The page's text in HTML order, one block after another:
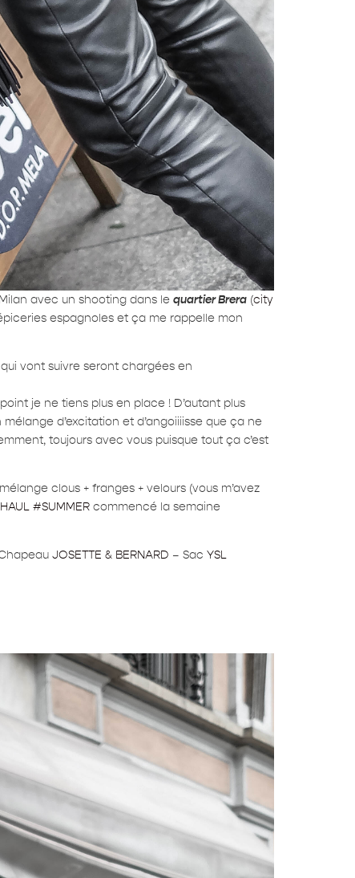
avec un shooting dans le quartier Brera(city
espagnoles et ça me rappelle mon
vont suivre seront chargées en
je ne tiens plus en place ! D’autant plus
d’excitation et d’angoiiiisse que ça ne
toujours avec vous puisque tout ça c’est
clous + franges + velours (vous m’avez
HAUL #SUMMER commencé la semaine
JOSETTE & BERNARD – SacYSL